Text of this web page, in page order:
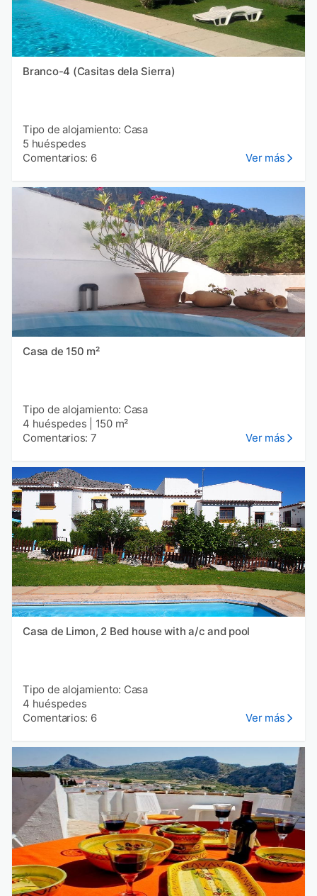
Branco-4 (Casitas dela Sierra)
Tipo de alojamiento: Casa
5 huéspedes
Comentarios: 6
Ver más
Casa de 150 m²
Tipo de alojamiento: Casa
4 huéspedes
150 m²
Comentarios: 7
Ver más
Casa de Limon, 2 Bed house with a/c and pool
Tipo de alojamiento: Casa
4 huéspedes
Comentarios: 6
Ver más